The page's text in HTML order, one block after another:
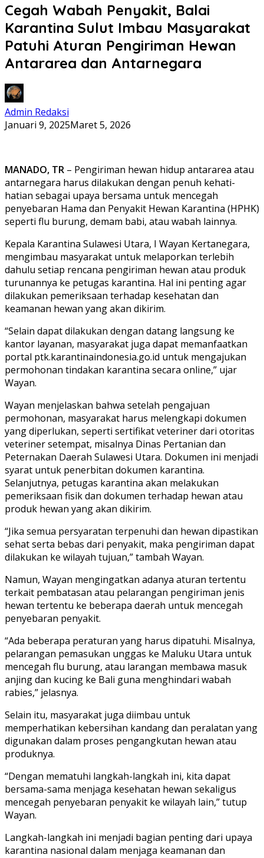
Cegah Wabah Penyakit, Balai
Karantina Sulut Imbau Masyarakat
Patuhi Aturan Pengiriman Hewan
Antararea dan Antarnegara
Admin Redaksi
Januari 9, 2025Maret 5, 2026
MANADO, TR – Pengiriman hewan hidup antararea atau
antarnegara harus dilakukan dengan penuh kehati-
hatian sebagai upaya bersama untuk mencegah
penyebaran Hama dan Penyakit Hewan Karantina (HPHK)
seperti flu burung, demam babi, atau wabah lainnya.
Kepala Karantina Sulawesi Utara, I Wayan Kertanegara,
mengimbau masyarakat untuk melaporkan terlebih
dahulu setiap rencana pengiriman hewan atau produk
turunannya ke petugas karantina. Hal ini penting agar
dilakukan pemeriksaan terhadap kesehatan dan
keamanan hewan yang akan dikirim.
“Selain dapat dilakukan dengan datang langsung ke
kantor layanan, masyarakat juga dapat memanfaatkan
portal ptk.karantinaindonesia.go.id untuk mengajukan
permohonan tindakan karantina secara online,” ujar
Wayan.
Wayan menjelaskan bahwa setelah pengajuan
permohonan, masyarakat harus melengkapi dokumen
yang diperlukan, seperti sertifikat veteriner dari otoritas
veteriner setempat, misalnya Dinas Pertanian dan
Peternakan Daerah Sulawesi Utara. Dokumen ini menjadi
syarat untuk penerbitan dokumen karantina.
Selanjutnya, petugas karantina akan melakukan
pemeriksaan fisik dan dokumen terhadap hewan atau
produk hewan yang akan dikirim.
“Jika semua persyaratan terpenuhi dan hewan dipastikan
sehat serta bebas dari penyakit, maka pengiriman dapat
dilakukan ke wilayah tujuan,” tambah Wayan.
Namun, Wayan mengingatkan adanya aturan tertentu
terkait pembatasan atau pelarangan pengiriman jenis
hewan tertentu ke beberapa daerah untuk mencegah
penyebaran penyakit.
“Ada beberapa peraturan yang harus dipatuhi. Misalnya,
pelarangan pemasukan unggas ke Maluku Utara untuk
mencegah flu burung, atau larangan membawa masuk
anjing dan kucing ke Bali guna menghindari wabah
rabies,” jelasnya.
Selain itu, masyarakat juga diimbau untuk
memperhatikan kebersihan kandang dan peralatan yang
digunakan dalam proses pengangkutan hewan atau
produknya.
“Dengan mematuhi langkah-langkah ini, kita dapat
bersama-sama menjaga kesehatan hewan sekaligus
mencegah penyebaran penyakit ke wilayah lain,” tutup
Wayan.
Langkah-langkah ini menjadi bagian penting dari upaya
karantina nasional dalam menjaga keamanan dan